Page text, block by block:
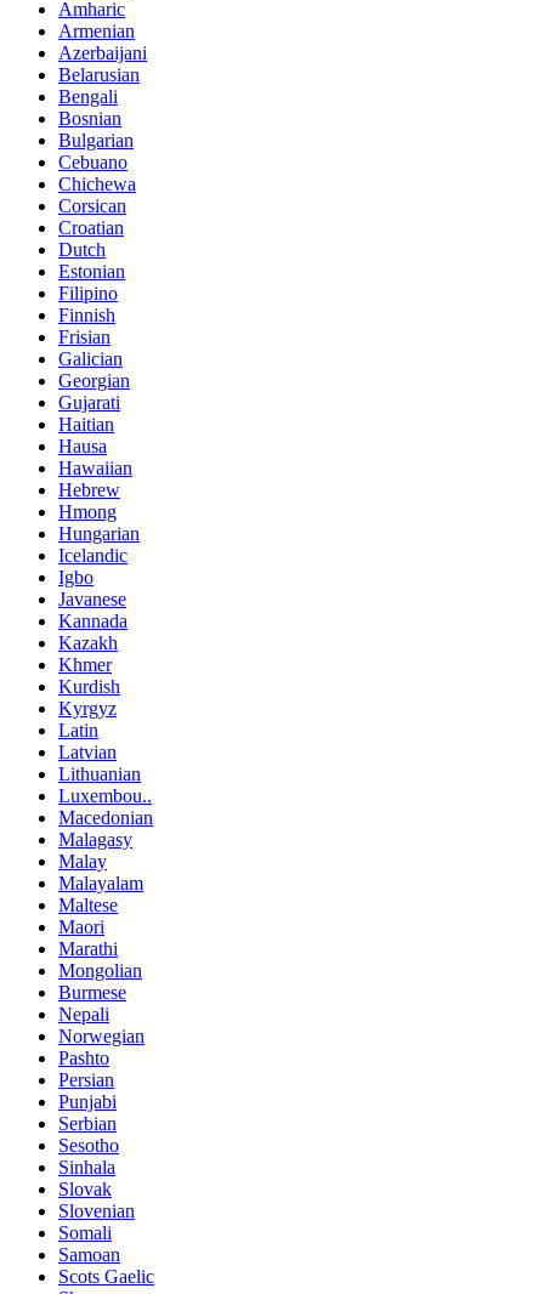
Amharic
Armenian
Azerbaijani
Belarusian
Bengali
Bosnian
Bulgarian
Cebuano
Chichewa
Corsican
Croatian
Dutch
Estonian
Filipino
Finnish
Frisian
Galician
Georgian
Gujarati
Haitian
Hausa
Hawaiian
Hebrew
Hmong
Hungarian
Icelandic
Igbo
Javanese
Kannada
Kazakh
Khmer
Kurdish
Kyrgyz
Latin
Latvian
Lithuanian
Luxembou..
Macedonian
Malagasy
Malay
Malayalam
Maltese
Maori
Marathi
Mongolian
Burmese
Nepali
Norwegian
Pashto
Persian
Punjabi
Serbian
Sesotho
Sinhala
Slovak
Slovenian
Somali
Samoan
Scots Gaelic